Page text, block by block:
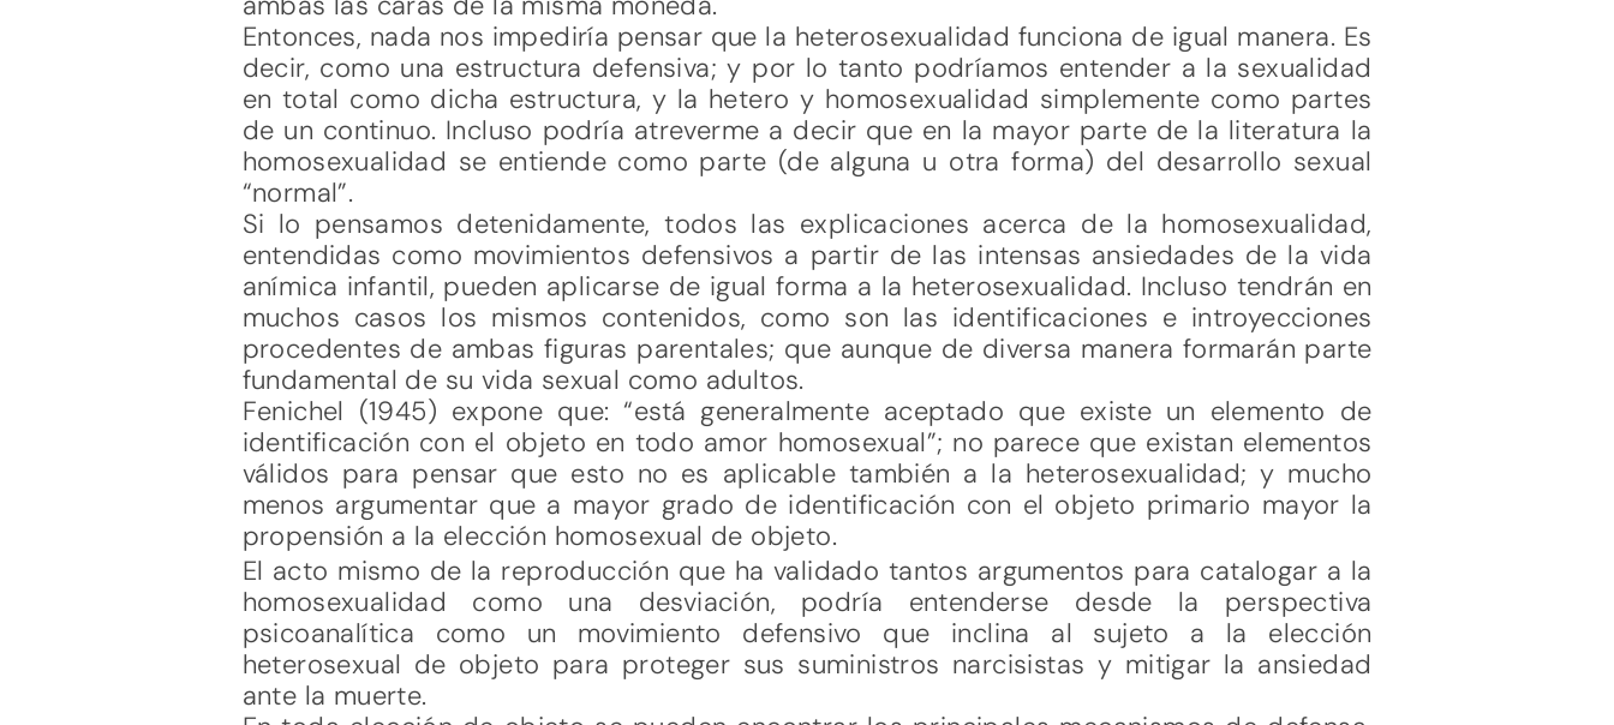
Entonces, nada nos impediría pensar que la heterosexualidad funciona de igual manera. Es
decir, como una estructura defensiva; y por lo tanto podríamos entender a la sexualidad
en total como dicha estructura, y la hetero y homosexualidad simplemente como partes
de un continuo. Incluso podría atreverme a decir que en la mayor parte de la literatura la
homosexualidad se entiende como parte (de alguna u otra forma) del desarrollo sexual
“normal”.
Si lo pensamos detenidamente, todos las explicaciones acerca de la homosexualidad,
entendidas como movimientos defensivos a partir de las intensas ansiedades de la vida
anímica infantil, pueden aplicarse de igual forma a la heterosexualidad. Incluso tendrán en
muchos casos los mismos contenidos, como son las identificaciones e introyecciones
procedentes de ambas figuras parentales; que aunque de diversa manera formarán parte
fundamental de su vida sexual como adultos.
Fenichel (1945) expone que: “está generalmente aceptado que existe un elemento de
identificación con el objeto en todo amor homosexual”; no parece que existan elementos
válidos para pensar que esto no es aplicable también a la heterosexualidad; y mucho
menos argumentar que a mayor grado de identificación con el objeto primario mayor la
propensión a la elección homosexual de objeto.
El acto mismo de la reproducción que ha validado tantos argumentos para catalogar a la
homosexualidad como una desviación, podría entenderse desde la perspectiva
psicoanalítica como un movimiento defensivo que inclina al sujeto a la elección
heterosexual de objeto para proteger sus suministros narcisistas y mitigar la ansiedad
ante la muerte.